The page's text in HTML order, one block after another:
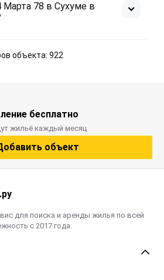
Марта 78 в Сухуме в
объекта: 922
бесплатно
жильё каждый месяц
объект
для поиска и аренды жилья по всей
с 2017 года.